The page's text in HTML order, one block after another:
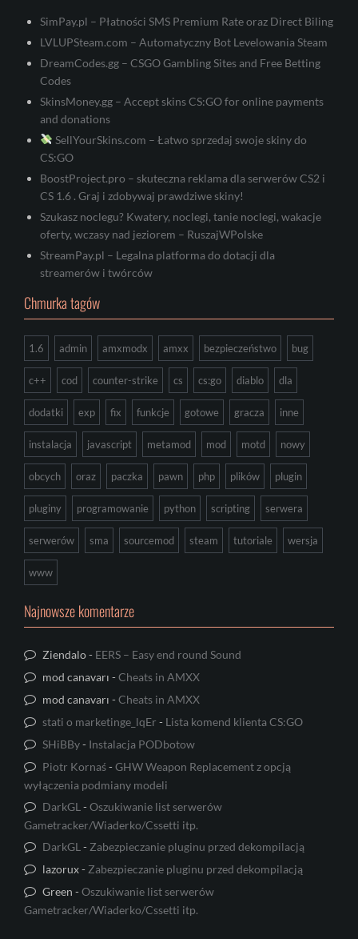
SimPay.pl – Płatności SMS Premium Rate oraz Direct Biling
LVLUPSteam.com – Automatyczny Bot Levelowania Steam
DreamCodes.gg – CSGO Gambling Sites and Free Betting
Codes
SkinsMoney.gg – Accept skins CS:GO for online payments
and donations
SellYourSkins.com – Łatwo sprzedaj swoje skiny do
CS:GO
BoostProject.pro – skuteczna reklama dla serwerów CS2 i
CS 1.6 . Graj i zdobywaj prawdziwe skiny!
Szukasz noclegu? Kwatery, noclegi, tanie noclegi, wakacje
oferty, wczasy nad jeziorem – RuszajWPolske
StreamPay.pl – Legalna platforma do dotacji dla
streamerów i twórców
Chmurka tagów
1.6 admin amxmodx amxx bezpieczeństwo bug
c++ cod counter-strike cs cs:go diablo dla
dodatki exp fix funkcje gotowe gracza inne
instalacja javascript metamod mod motd nowy
obcych oraz paczka pawn php plików plugin
pluginy programowanie python scripting serwera
serwerów sma sourcemod steam tutoriale wersja
www
Najnowsze komentarze
Ziendalo- EERS – Easy end round Sound
mod canavarı -Cheats in AMXX
mod canavarı -Cheats in AMXX
stati o marketinge_lqEr - Lista komend klienta CS:GO
SHiBBy- Instalacja PODbotow
Piotr Kornaś-GHW Weapon Replacement z opcją
wyłączenia podmiany modeli
DarkGL -Oszukiwanie list serwerów
Gametracker/Wiaderko/Cssetti itp.
DarkGL - Zabezpieczanie pluginu przed dekompilacją
lazorux- Zabezpieczanie pluginu przed dekompilacją
Green -Oszukiwanie list serwerów
Gametracker/Wiaderko/Cssetti itp.